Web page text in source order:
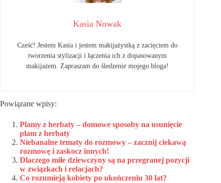
Kasia Nowak
Cześć! Jestem Kasia i jestem makijażystką z zacięciem do
tworzenia stylizacji i łączenia ich z dopasowanym
makijażem. Zapraszam do śledzenie mojego bloga!
Powiązane wpisy:
Plamy z herbaty – domowe sposoby na usunięcie
plam z herbaty
Niebanalne tematy do rozmowy – zacznij ciekawą
rozmowę i zaskocz innych!
Dlaczego miłe dziewczyny są na przegranej pozycji
w związkach i relacjach?
Co rozumieją kobiety po ukończeniu 30 lat?